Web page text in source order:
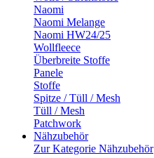
Naomi
Naomi Melange
Naomi HW24/25
Wollfleece
Überbreite Stoffe
Panele
Stoffe
Spitze / Tüll / Mesh
Tüll / Mesh
Patchwork
Nähzubehör
Zur Kategorie Nähzubehör